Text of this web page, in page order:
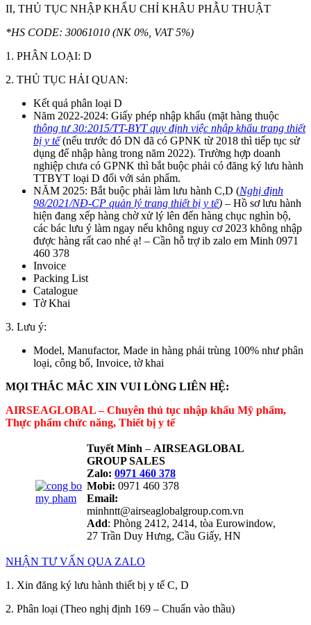
II, THỦ TỤC NHẬP KHẨU CHỈ KHÂU PHẪU THUẬT
*HS CODE: 30061010 (NK 0%, VAT 5%)
1. PHÂN LOẠI: D
2. THỦ TỤC HẢI QUAN:
Kết quả phân loại D
Năm 2022-2024: Giấy phép nhập khẩu (mặt hàng thuộc
thông tư 30:2015/TT-BYT quy định việc nhập khẩu trang thiết
bị y tế(nếu trước đó DN đã có GPNK từ 2018 thì tiếp tục sử
dụng để nhập hàng trong năm 2022). Trường hợp doanh
nghiệp chưa có GPNK thì bắt buộc phải có đăng ký lưu hành
TTBYT loại D đối với sản phẩm.
NĂM 2025: Bắt buộc phải làm lưu hành C,D (Nghị định
98/2021/NĐ-CP quản lý trang thiết bị y tế) – Hồ sơ lưu hành
hiện đang xếp hàng chờ xử lý lên đến hàng chục nghìn bộ,
các bác lưu ý làm ngay nếu không nguy cơ 2023 không nhập
được hàng rất cao nhé ạ! – Cần hỗ trợ ib zalo em Minh 0971
460 378
Invoice
Packing List
Catalogue
Tờ Khai
3. Lưu ý:
Model, Manufactor, Made in hàng phải trùng 100% như phân
loại, công bố, Invoice, tờ khai
MỌI THẮC MẮC XIN VUI LÒNG LIÊN HỆ:
AIRSEAGLOBAL – Chuyên thủ tục nhập khẩu Mỹ phẩm,
Thực phẩm chức năng, Thiết bị y tế
Tuyết Minh – AIRSEAGLOBAL
GROUP SALES
Zalo: 0971 460 378
Mobi: 0971 460 378
Email:
minhntt@airseaglobalgroup.com.vn
Add: Phòng 2412, 2414, tòa Eurowindow,
27 Trần Duy Hưng, Cầu Giấy, HN
NHẬN TƯ VẤN QUA ZALO
1. Xin đăng ký lưu hành thiết bị y tế C, D
2. Phân loại (Theo nghị định 169 – Chuẩn vào thầu)